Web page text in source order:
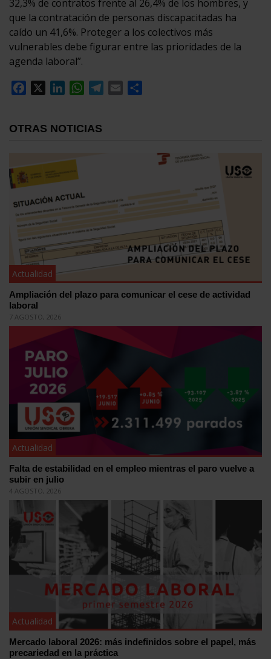
32,3% de contratos frente al 26,4% de los hombres, y
que la contratación de personas discapacitadas ha
caído un 41,6%. Proteger a los colectivos más
vulnerables debe figurar entre las prioridades de la
agenda laboral”.
Facebook
LinkedInWhatsApp
Telegram
Email
OTRAS NOTICIAS
Actualidad
Ampliación del plazo para comunicar el cese de actividad
laboral
7 AGOSTO, 2026
Actualidad
Falta de estabilidad en el empleo mientras el paro vuelve a
subir en julio
4 AGOSTO, 2026
Actualidad
Mercado laboral 2026: más indefinidos sobre el papel, más
precariedad en la práctica